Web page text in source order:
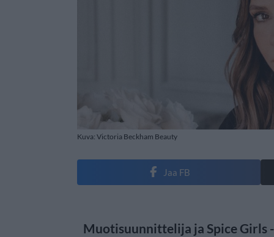
Kuva: Victoria Beckham Beauty
Jaa FB
Muotisuunnittelija ja Spice